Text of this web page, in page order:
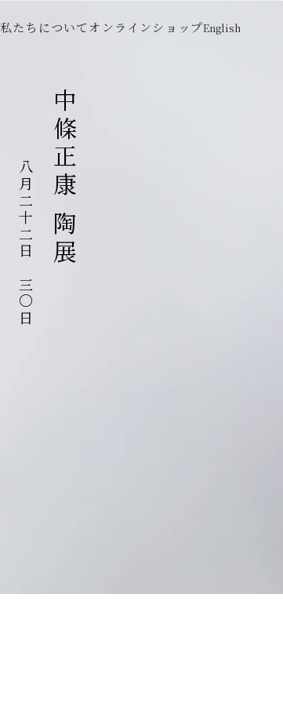
私たちについてオンラインショップEnglish
中條正康 陶展
八月二十二日～三〇日